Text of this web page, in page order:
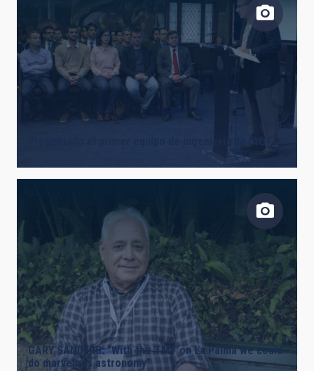
GARY SANDERS: “With the TMT on La Palma we could
do marvelous astronomy”